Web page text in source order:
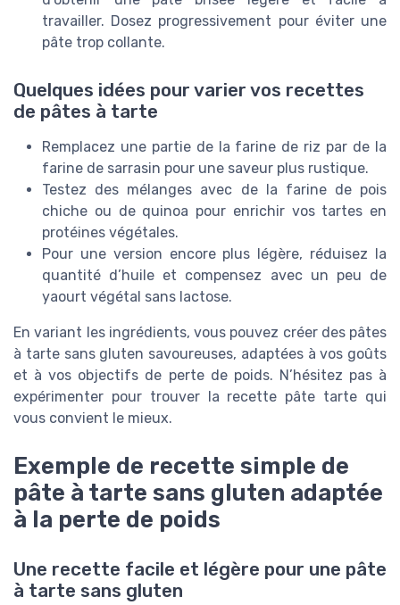
travailler. Dosez progressivement pour éviter une
pâte trop collante.
Quelques idées pour varier vos recettes
de pâtes à tarte
Remplacez une partie de la farine de riz par de la
farine de sarrasin pour une saveur plus rustique.
Testez des mélanges avec de la farine de pois
chiche ou de quinoa pour enrichir vos tartes en
protéines végétales.
Pour une version encore plus légère, réduisez la
quantité d’huile et compensez avec un peu de
yaourt végétal sans lactose.
En variant les ingrédients, vous pouvez créer des pâtes
à tarte sans gluten savoureuses, adaptées à vos goûts
et à vos objectifs de perte de poids. N’hésitez pas à
expérimenter pour trouver la recette pâte tarte qui
vous convient le mieux.
Exemple de recette simple de
pâte à tarte sans gluten adaptée
à la perte de poids
Une recette facile et légère pour une pâte
à tarte sans gluten